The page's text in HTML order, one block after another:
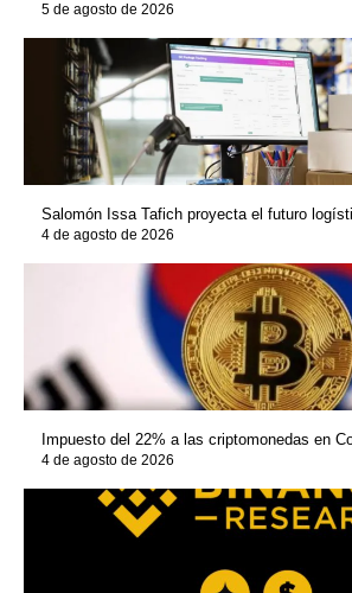
5 de agosto de 2026
Salomón Issa Tafich proyecta el futuro
4 de agosto de 2026
Impuesto del 22% a las criptomonedas en
4 de agosto de 2026